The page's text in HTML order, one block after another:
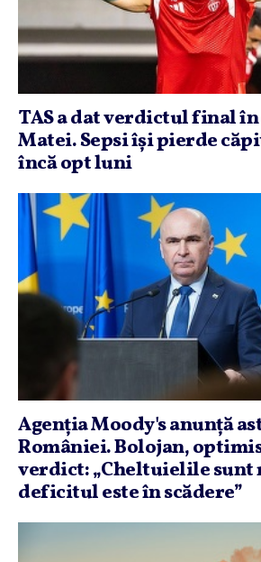
TAS a dat verdictul final
Matei. Sepsi îşi pierde
încă opt luni
Agenţia Moody's anunţă
României. Bolojan,
verdict: „Cheltuielile sunt
deficitul este în scădere”